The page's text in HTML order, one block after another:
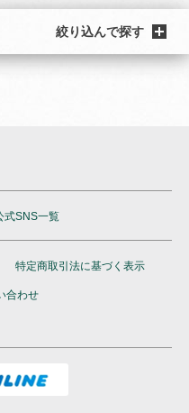
絞り込んで探す
式SNS一覧
特定商取引法に基づく表示
合わせ